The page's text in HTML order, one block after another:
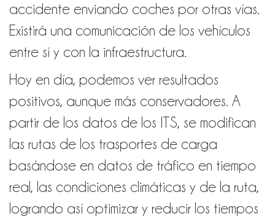
accidente enviando coches por otras vías.
Existirá una comunicación de los vehículos
entre sí y con la infraestructura.
Hoy en día, podemos ver resultados
positivos, aunque más conservadores. A
partir de los datos de los ITS, se modifican
las rutas de los trasportes de carga
basándose en datos de tráfico en tiempo
real, las condiciones climáticas y de la ruta,
logrando así optimizar y reducir los tiempos